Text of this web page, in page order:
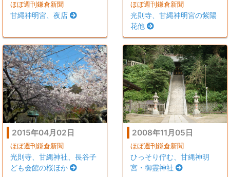
ほぼ週刊鎌倉新聞
甘縄神明宮、夜店
ほぼ週刊鎌倉新聞
光則寺、甘縄神明宮の紫陽
花他
2015年04月02日
ほぼ週刊鎌倉新聞
光則寺、甘縄神社、長谷子
ども会館の桜ほか
2008年11月05日
ほぼ週刊鎌倉新聞
ひっそり佇む、甘縄神明
宮・御霊神社